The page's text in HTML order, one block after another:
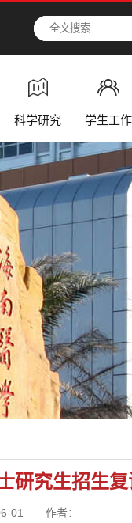
科学研究 学生工作
研究生招生
01 作者：